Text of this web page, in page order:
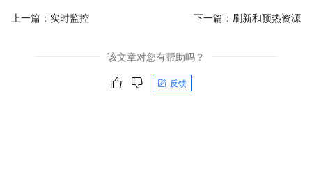
上一篇： 实时监控 下一篇： 刷新和预热资源
该文章对您有帮助吗？
反馈